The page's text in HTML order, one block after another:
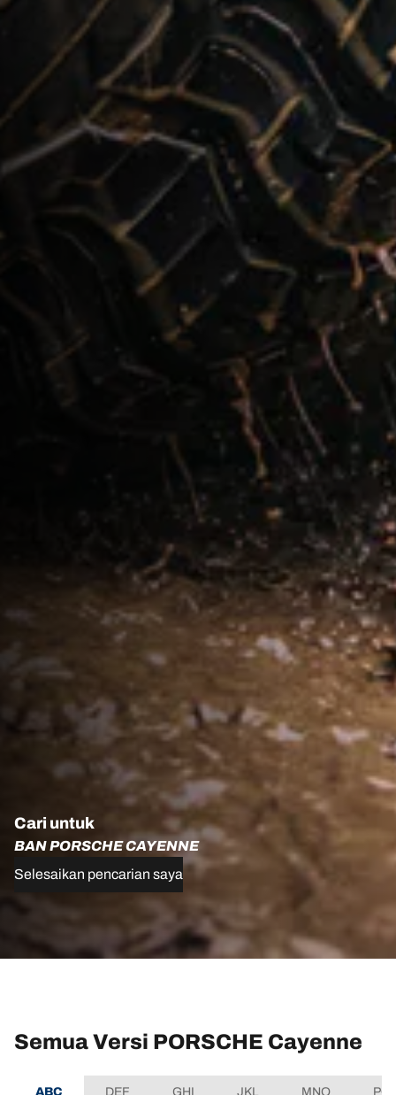
Cari untuk
BAN PORSCHE CAYENNE
Selesaikan pencarian saya
Semua Versi PORSCHE Cayenne
ABC DEF GHI JKL MNO